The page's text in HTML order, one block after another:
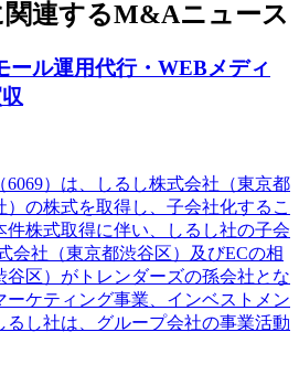
関連するM&Aニュース
ール運用代行・WEBメディ
6069）は、しるし株式会社（東京都
の株式を取得し、子会社化するこ
件株式取得に伴い、しるし社の子会
会社（東京都渋谷区）及びECの相
区）がトレンダーズの孫会社とな
ーケティング事業、インベストメン
るし社は、グループ会社の事業活動